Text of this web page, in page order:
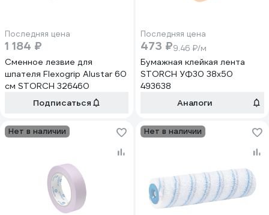
Последняя цена
1 184 ₽
Сменное лезвие для
шпателя Flexogrip Alustar 60
см STORCH 326460
Подписаться
Последняя цена
473 ₽9.46 ₽/м
Бумажная клейкая лента
STORCH УФ30 38х50
493638
Аналоги
Нет в наличии Нет в наличии